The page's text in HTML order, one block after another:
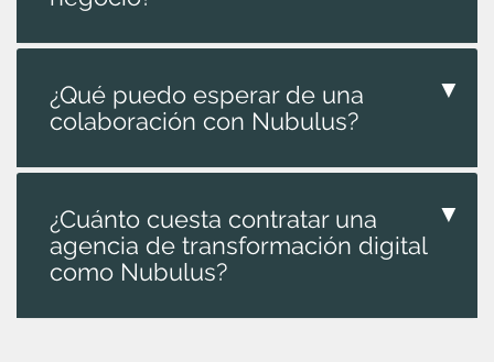
¿Qué puedo esperar de una
colaboración con Nubulus?
▼
¿Cuánto cuesta contratar una
agencia de transformación digital
como Nubulus?
▼